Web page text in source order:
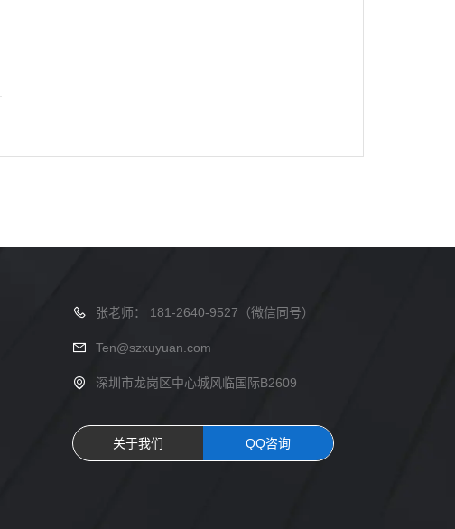
张老师： 181-2640-9527（微信同号）
Ten@szxuyuan.com
深圳市龙岗区中心城风临国际B2609
关于我们 QQ咨询